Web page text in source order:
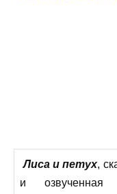
Лиса и петух,
и